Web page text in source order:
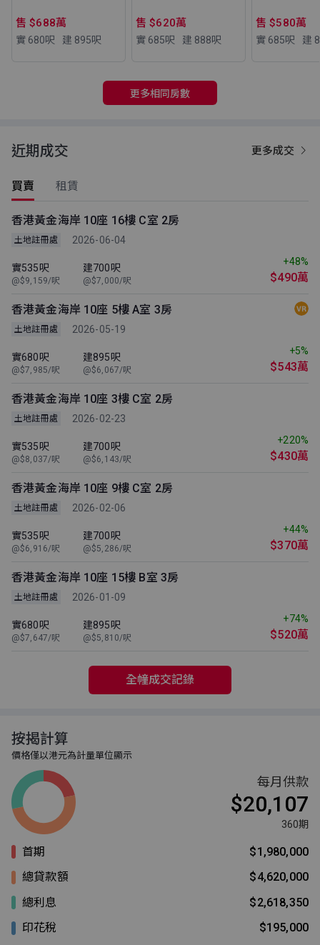
售 $688萬
實 680呎 建 895呎
售 $620萬
實 685呎 建 888呎
售 $580萬
實 685呎 建
更多相同房數
近期成交 更多成交
買賣 租賃
香港黃金海岸 10座 16樓 C室 2房
土地註冊處 2026-06-04
實535呎
@$9,159/呎
建700呎
@$7,000/呎
+48%
$490萬
香港黃金海岸 10座 5樓 A室 3房
土地註冊處 2026-05-19
實680呎
@$7,985/呎
建895呎
@$6,067/呎
+5%
$543萬
香港黃金海岸 10座 3樓 C室 2房
土地註冊處 2026-02-23
實535呎
@$8,037/呎
建700呎
@$6,143/呎
+220%
$430萬
香港黃金海岸 10座 9樓 C室 2房
土地註冊處 2026-02-06
實535呎
@$6,916/呎
建700呎
@$5,286/呎
+44%
$370萬
香港黃金海岸 10座 15樓 B室 3房
土地註冊處 2026-01-09
實680呎
@$7,647/呎
建895呎
@$5,810/呎
+74%
$520萬
全幢成交記錄
按揭計算
價格僅以港元為計量單位顯示
每月供款
$20,107
360期
首期
$1,980,000
總貸款額
$4,620,000
總利息
$2,618,350
印花稅
$195,000